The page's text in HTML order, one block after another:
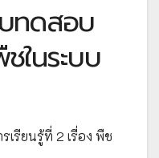
ทดสอบ
ในระบบ
รียนรู้ที่ 2 เรื่อง พืช